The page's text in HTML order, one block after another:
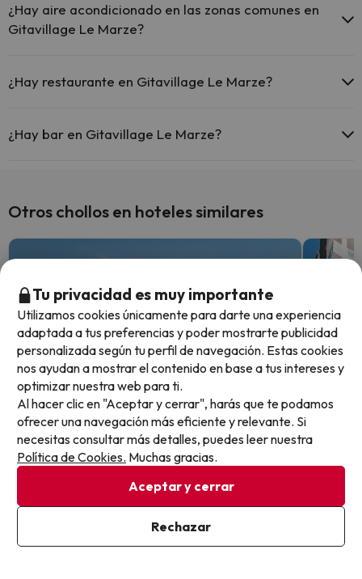
¿Hay aire acondicionado en las zonas comunes en
Gitavillage Le Marze?
comunes.
¿Hay restaurante en Gitavillage Le Marze?
¿Hay bar en Gitavillage Le Marze?
Otros chollos en hoteles similares
¡Entre olas y toboganes! Roquetas
en primera línea de mar
Tu privacidad es muy importante
Utilizamos cookies únicamente para darte una experiencia
adaptada a tus preferencias y poder mostrarte publicidad
personalizada según tu perfil de navegación. Estas cookies
nos ayudan a mostrar el contenido en base a tus intereses y
optimizar nuestra web para ti.
Al hacer clic en "Aceptar y cerrar", harás que te podamos
ofrecer una navegación más eficiente y relevante. Si
necesitas consultar más detalles, puedes leer nuestra
Política de Cookies. Muchas gracias.
Aceptar y cerrar
Rechazar